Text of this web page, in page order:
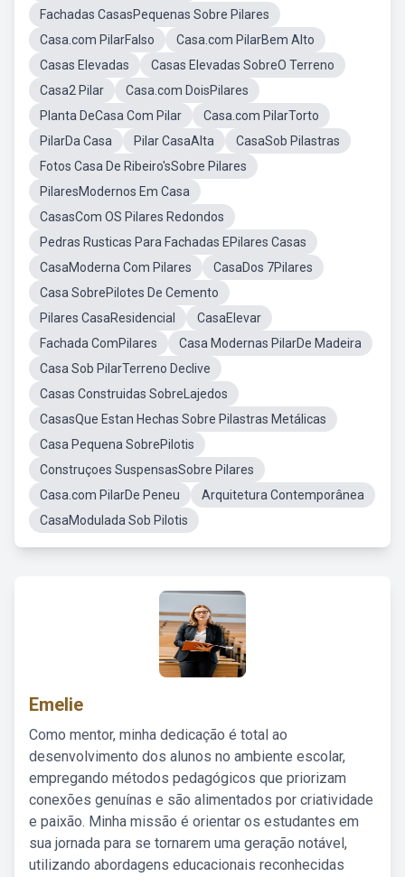
Fachadas CasasPequenas Sobre Pilares
Casa.com PilarFalso
Casa.com PilarBem Alto
Casas Elevadas
Casas Elevadas SobreO Terreno
Casa2 Pilar
Casa.com DoisPilares
Planta DeCasa Com Pilar
Casa.com PilarTorto
PilarDa Casa
Pilar CasaAlta
CasaSob Pilastras
Fotos Casa De Ribeiro'sSobre Pilares
PilaresModernos Em Casa
CasasCom OS Pilares Redondos
Pedras Rusticas Para Fachadas EPilares Casas
CasaModerna Com Pilares
CasaDos 7Pilares
Casa SobrePilotes De Cemento
Pilares CasaResidencial
CasaElevar
Fachada ComPilares
Casa Modernas PilarDe Madeira
Casa Sob PilarTerreno Declive
Casas Construidas SobreLajedos
CasasQue Estan Hechas Sobre Pilastras Metálicas
Casa Pequena SobrePilotis
Construçoes SuspensasSobre Pilares
Casa.com PilarDe Peneu
Arquitetura Contemporânea
CasaModulada Sob Pilotis
Emelie
Como mentor, minha dedicação é total ao
desenvolvimento dos alunos no ambiente escolar,
empregando métodos pedagógicos que priorizam
conexões genuínas e são alimentados por criatividade
e paixão. Minha missão é orientar os estudantes em
sua jornada para se tornarem uma geração notável,
utilizando abordagens educacionais reconhecidas